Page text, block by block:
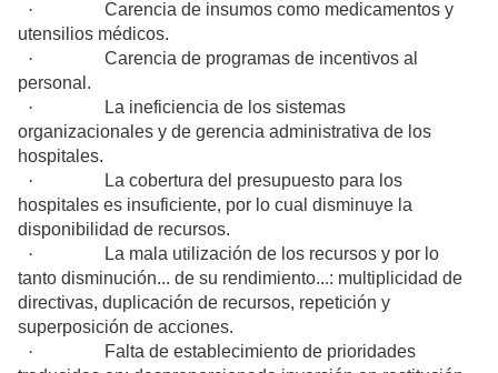
·
Carencia de insumos como medicamentos y
utensilios médicos.
·
Carencia de programas de incentivos al
personal.
·
La ineficiencia de los sistemas
organizacionales y de gerencia administrativa de los
hospitales.
·
La cobertura del presupuesto para los
hospitales es insuficiente, por lo cual disminuye la
disponibilidad de recursos.
·
La mala utilización de los recursos y por lo
tanto disminución... de su rendimiento...: multiplicidad de
directivas, duplicación de recursos, repetición y
superposición de acciones.
·
Falta de establecimiento de prioridades